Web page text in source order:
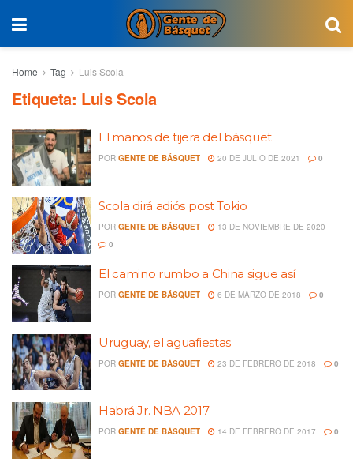
Home Tag Luis Scola
Etiqueta: Luis Scola
El manos de tijera del básquet
POR GENTE DE BÁSQUET 20 DE JULIO DE 2021 0
Scola dirá adiós post Tokio
POR GENTE DE BÁSQUET
13 DE NOVIEMBRE DE 2020
0
El camino rumbo a China sigue así
POR GENTE DE BÁSQUET 6 DE MARZO DE 2018 0
Uruguay, el aguafiestas
POR GENTE DE BÁSQUET 23 DE FEBRERO DE 2018 0
Habrá Jr. NBA 2017
POR GENTE DE BÁSQUET 14 DE FEBRERO DE 2017 0